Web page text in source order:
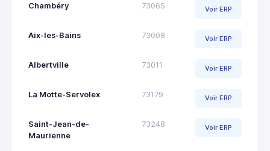
Chambéry 73065 Voir ERP
Aix-les-Bains 73008 Voir ERP
Albertville 73011 Voir ERP
La Motte-Servolex 73179 Voir ERP
Saint-Jean-de-
Maurienne
73248 Voir ERP